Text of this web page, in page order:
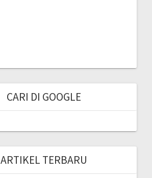
CARI DI GOOGLE
ARTIKEL TERBARU